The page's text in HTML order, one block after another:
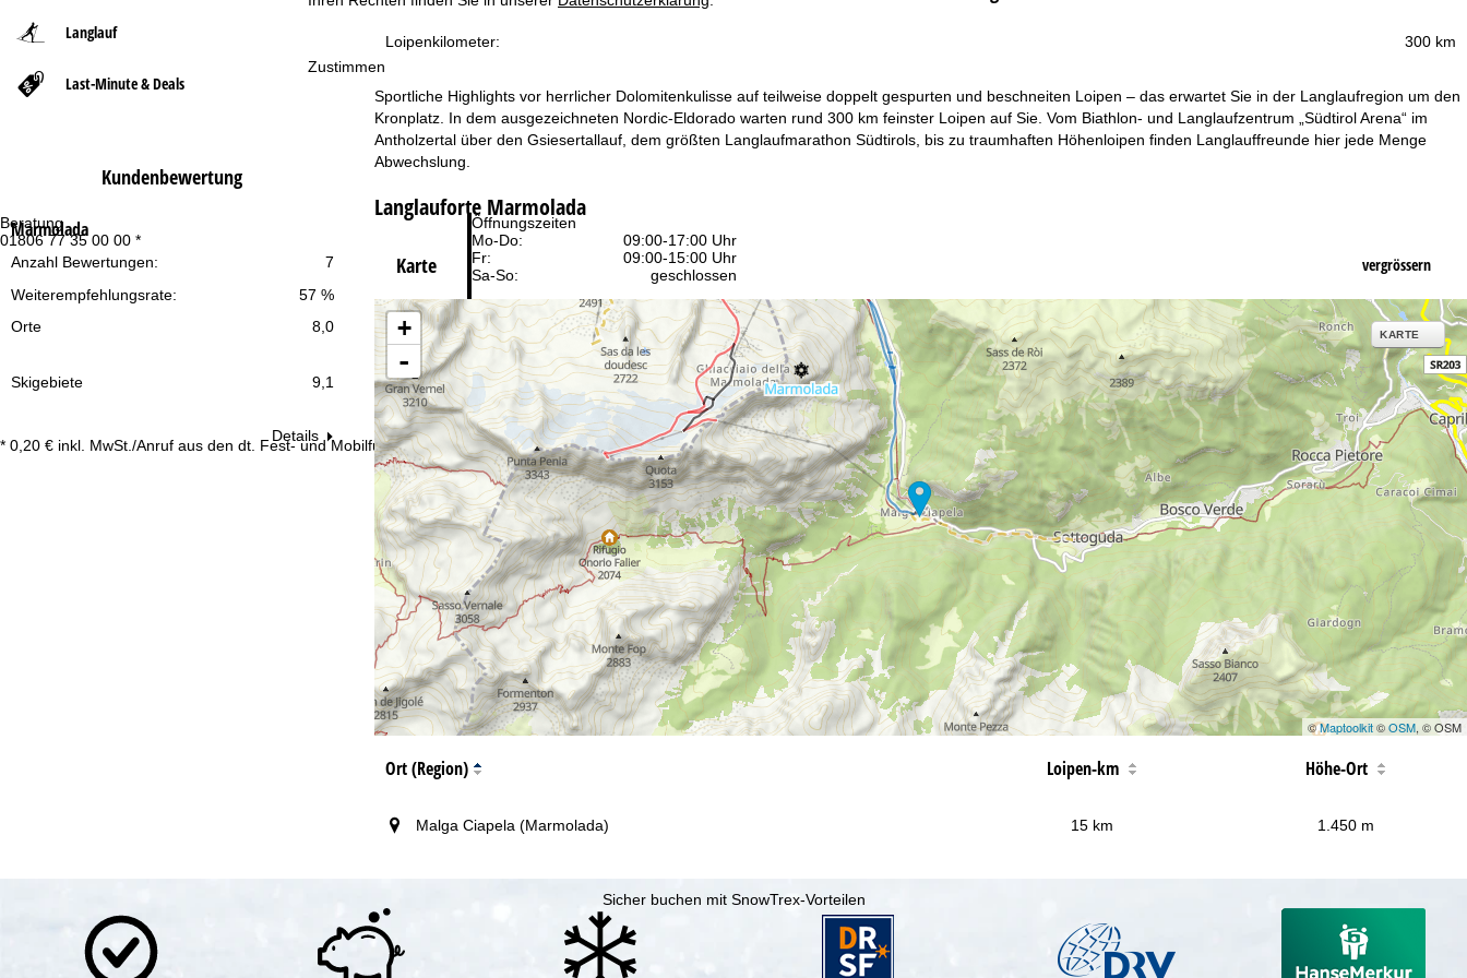
Zustimmen
Beratung
01806 77 35 00 00 *
* 0,20 € inkl. MwSt./Anruf aus den dt. Fest- und Mobilfunknetzen
Öffnungszeiten
Mo-Do:
09:00-17:00 Uhr
Fr:
09:00-15:00 Uhr
Sa-So:
geschlossen
Zur Kontaktseite
Beratung
Langlauf
Last-Minute & Deals
Kundenbewertung
Marmolada
7
Anzahl Bewertungen:
57 %
Weiterempfehlungsrate:
Orte
8,0
Skigebiete 9,1
Details
t
e
t
e
300 km
Loipenkilometer:
Sportliche Highlights vor herrlicher Dolomitenkulisse auf teilweise doppelt gespurten und beschneiten Loipen – das erwartet Sie in der Langlaufregion um den
Kronplatz. In dem ausgezeichneten Nordic-Eldorado warten rund 300 km feinster Loipen auf Sie. Vom Biathlon- und Langlaufzentrum „Südtirol Arena“ im
Antholzertal über den Gsiesertallauf, dem größten Langlaufmarathon Südtirols, bis zu traumhaften Höhenloipen finden Langlauffreunde hier jede Menge
Abwechslung.
Langlauforte Marmolada
Karte vergrössern
+
-
KARTE
©Maptoolkit©OSM, © OSM
Ort (Region) Loipen-km Höhe-Ort
Malga Ciapela (Marmolada) 15 km 1.450 m
Sicher buchen mit SnowTrex-Vorteilen